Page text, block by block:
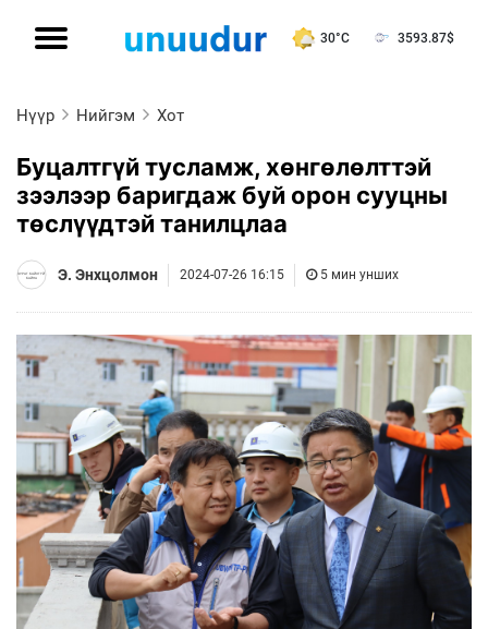
30°C 3593.87$
Нүүр Нийгэм Хот
Буцалтгүй тусламж, хөнгөлөлттэй
зээлээр баригдаж буй орон сууцны
төслүүдтэй танилцлаа
Э. Энхцолмон 2024-07-26 16:15 5 мин унших